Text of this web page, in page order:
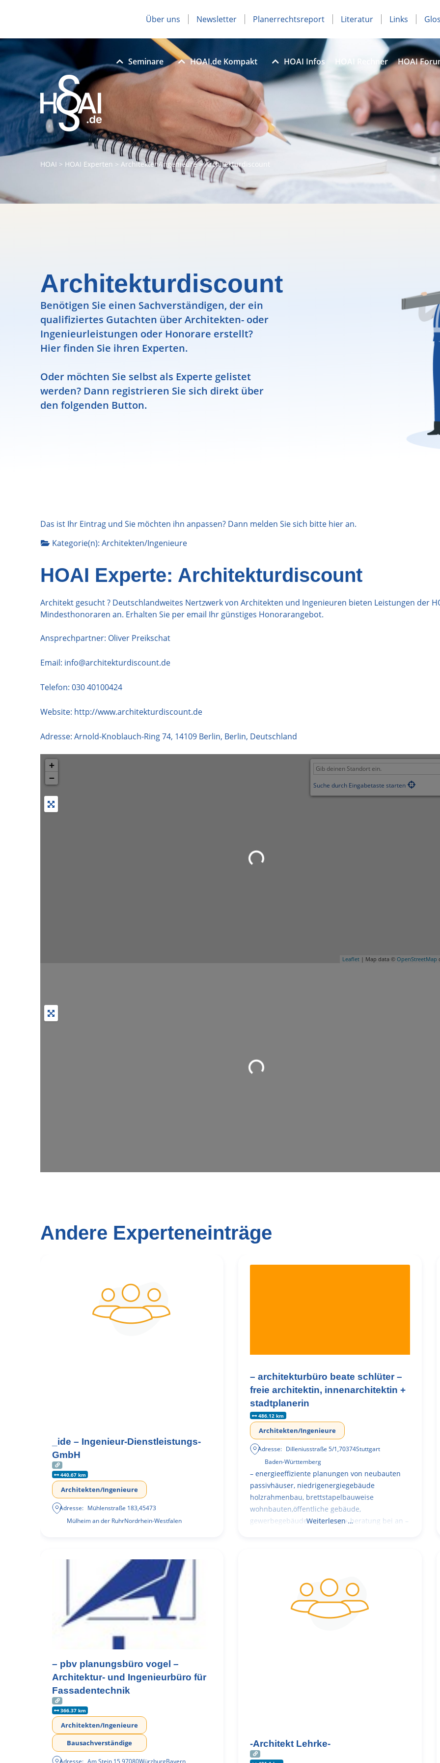
Über uns Newsletter Planerrechtsreport Literatur Links
Seminare HOAI.de Kompakt HOAI Infos HOAI Rechner HOAI
HOAI > HOAI Experten > Architekten/Ingenieure>Architekturdiscount
Architekturdiscount
Benötigen Sie einen Sachverständigen, der ein
qualifiziertes Gutachten über Architekten- oder
Ingenieurleistungen oder Honorare erstellt?
Hier finden Sie ihren Experten.
Oder möchten Sie selbst als Experte gelistet
werden? Dann registrieren Sie sich direkt über
den folgenden Button.
Das ist Ihr Eintrag und Sie möchten ihn anpassen? Dann melden Sie sich bitte hieran.
Kategorie(n): Architekten/Ingenieure
HOAI Experte: Architekturdiscount
Architekt gesucht ? Deutschlandweites Nertzwerk von Architekten und Ingenieuren bieten Leistungen der
Mindesthonoraren an. Erhalten Sie per email Ihr günstiges Honorarangebot.
Ansprechpartner: Oliver Preikschat
Email: info@architekturdiscount.de
Telefon: 030 40100424
Website: http://www.architekturdiscount.de
Adresse: Arnold-Knoblauch-Ring 74, 14109 Berlin, Berlin, Deutschland
+
−
Suche durch Eingabetaste starten
Leaflet | Map data © OpenStreetMap
Wird geladen …
Andere Experteneinträge
_ide – Ingenieur-Dienstleistungs-
GmbH
440.67 km
Architekten/Ingenieure
Adresse: Mühlenstraße 183,45473
Mülheim an der RuhrNordrhein-Westfalen
– architekturbüro beate schlüter –
freie architektin, innenarchitektin +
stadtplanerin
486.12 km
Architekten/Ingenieure
Adresse: Dilleniusstraße 5/1,70374Stuttgart
Baden-Württemberg
– energieeffiziente planungen von neubauten
passivhäuser, niedrigenergiegebäude
holzrahmenbau, brettstapelbauweise
wohnbauten,öffentliche gebäude,
gewerbegebäude – planung + beratung bei an –
Weiterlesen …
– pbv planungsbüro vogel –
Architektur- und Ingenieurbüro für
Fassadentechnik
366.37 km
Architekten/Ingenieure
Bausachverständige
Adresse: Am Stein 15,97080WürzburgBayern
-Architekt Lehrke-